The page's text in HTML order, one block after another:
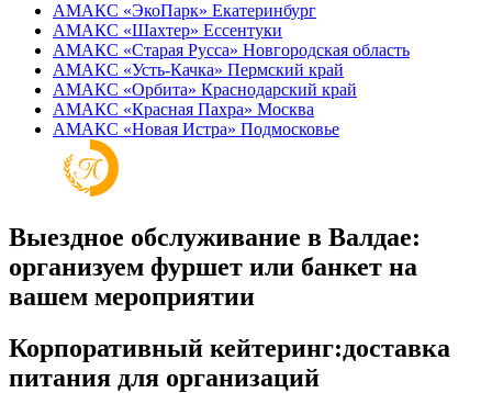
АМАКС «ЭкоПарк» Екатеринбург
АМАКС «‎Шахтер» Ессентуки
АМАКС «‎Старая Русса» Новгородская область
АМАКС «‎Усть-Качка» Пермский край
АМАКС «‎Орбита» Краснодарский край
АМАКС «‎Красная Пахра» Москва
АМАКС «‎Новая Истра» Подмосковье
Выездное обслуживание в Валдае:
организуем фуршет или банкет на
вашем мероприятии
Корпоративный кейтеринг:доставка
питания для организаций